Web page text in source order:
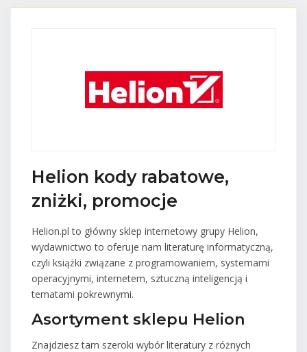
Helion kody rabatowe,
zniżki, promocje
Helion.pl to główny sklep internetowy grupy Helion,
wydawnictwo to oferuje nam literaturę informatyczną,
czyli książki związane z programowaniem, systemami
operacyjnymi, internetem, sztuczną inteligencją i
tematami pokrewnymi.
Asortyment sklepu Helion
Znajdziesz tam szeroki wybór literatury z różnych